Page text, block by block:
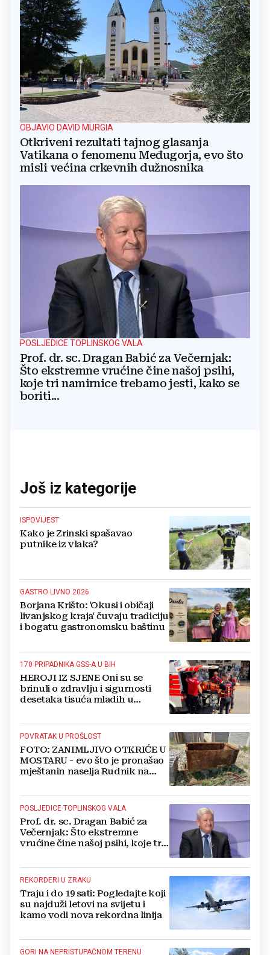
OBJAVIO DAVID MURGIA
Otkriveni rezultati tajnog glasanja
Vatikana o fenomenu Međugorja, evo što
misli većina crkevnih dužnosnika
POSLJEDICE TOPLINSKOG VALA
Prof. dr. sc. Dragan Babić za Večernjak:
Što ekstremne vrućine čine našoj psihi,
koje tri namirnice trebamo jesti, kako se
boriti...
Još iz kategorije
ISPOVIJEST
Kako je Zrinski spašavao
putnike iz vlaka?
GASTRO LIVNO 2026
Borjana Krišto: 'Okusi i običaji
livanjskog kraja' čuvaju tradiciju
i bogatu gastronomsku baštinu
170 PRIPADNIKA GSS-A U BIH
HEROJI IZ SJENE Oni su se
brinuli o zdravlju i sigurnosti
desetaka tisuća mladih u
POVRATAK U PROŠLOST
FOTO: ZANIMLJIVO OTKRIĆE U
MOSTARU - evo što je pronašao
mještanin naselja Rudnik na
POSLJEDICE TOPLINSKOG VALA
Prof. dr. sc. Dragan Babić za
Večernjak: Što ekstremne
vrućine čine našoj psihi, koje tri
boriti...
REKORDERI U ZRAKU
Traju i do 19 sati: Pogledajte koji
su najduži letovi na svijetu i
kamo vodi nova rekordna linija
GORI NA NEPRISTUPAČNOM TERENU